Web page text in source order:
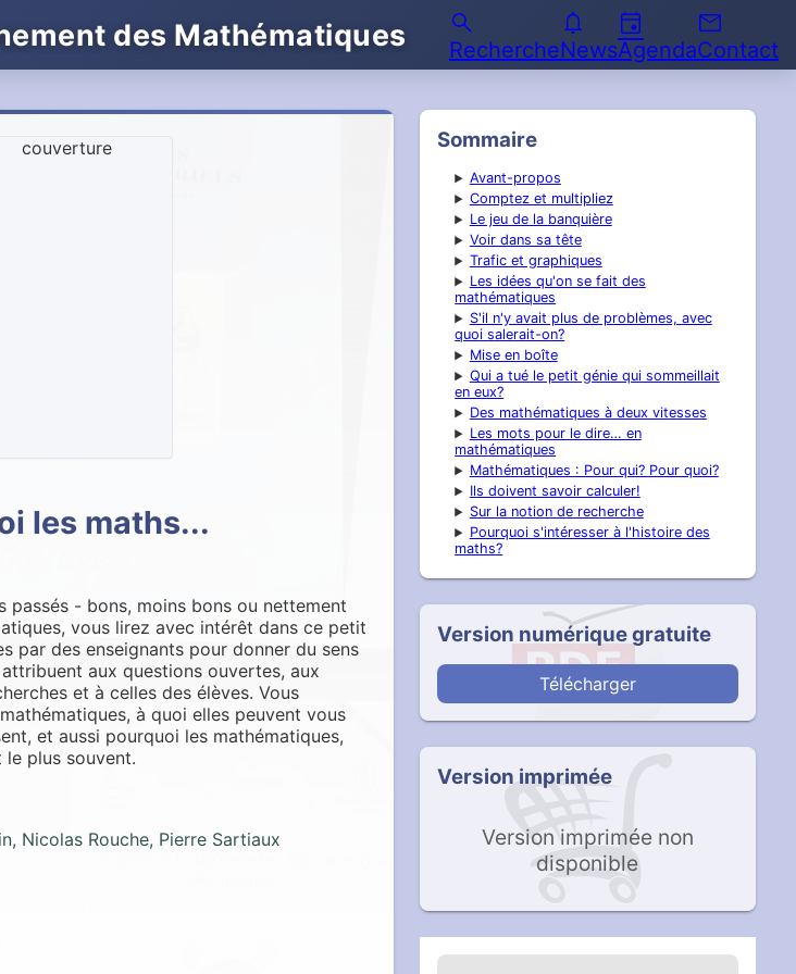
des Mathématiques search
Recherche
notifications
News
event
Agenda
email
Contact
les maths...
passés - bons, moins bons ou nettement
vous lirez avec intérêt dans ce petit
par des enseignants pour donner du sens
aux questions ouvertes, aux
et à celles des élèves. Vous
à quoi elles peuvent vous
et aussi pourquoi les mathématiques,
plus souvent.
Nicolas Rouche, Pierre Sartiaux
Sommaire
Avant-propos
Comptez et multipliez
Le jeu de la banquière
Voir dans sa tête
Trafic et graphiques
Les idées qu'on se fait des
mathématiques
S'il n'y avait plus de problèmes, avec
quoi salerait-on?
Mise en boîte
Qui a tué le petit génie qui sommeillait
en eux?
Des mathématiques à deux vitesses
Les mots pour le dire… en
mathématiques
Mathématiques : Pour qui? Pour quoi?
Ils doivent savoir calculer!
Sur la notion de recherche
Pourquoi s'intéresser à l'histoire des
maths?
Version numérique gratuite
Télécharger
Version imprimée
Version imprimée non
disponible